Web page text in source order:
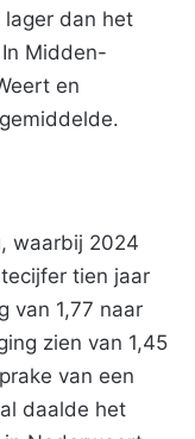
dan het
Midden-
en
waarbij 2024
tien jaar
van 1,77 naar
zien van 1,45
van een
daalde het